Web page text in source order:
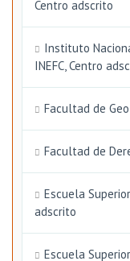
Centro adscrito
Instituto
INEFC, Centro
Facultad de
Facultad de
Escuela
adscrito
Escuela